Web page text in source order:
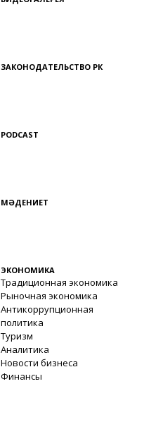
ЗАКОНОДАТЕЛЬСТВО РК
PODCAST
МӘДЕНИЕТ
ЭКОНОМИКА
Традиционная экономика
Рыночная экономика
Антикоррупционная
политика
Туризм
Аналитика
Новости бизнеса
Финансы